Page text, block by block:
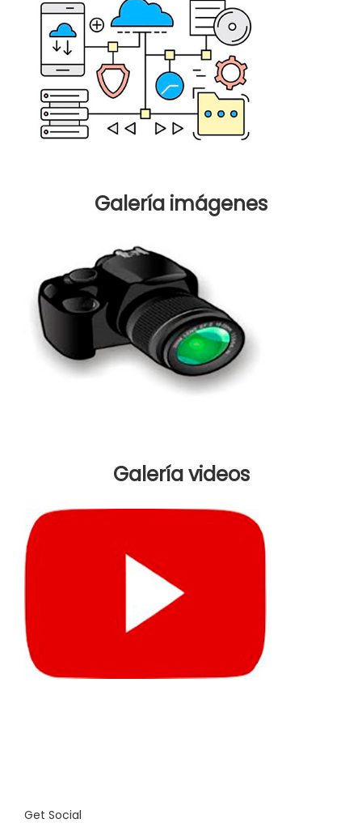
Galería imágenes
Galería videos
Get Social